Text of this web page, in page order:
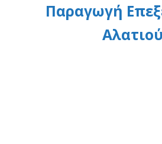
Παραγωγή
Αλατιού